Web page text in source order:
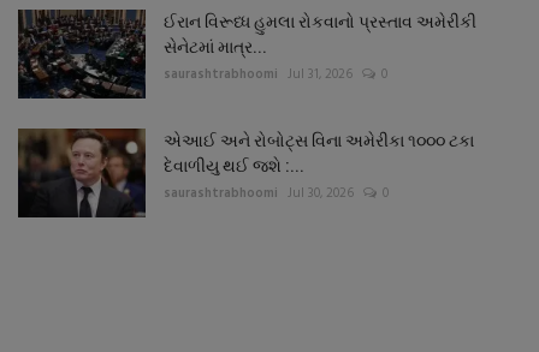
ઈરાન વિરૂધ્ધ હુમલા રોકવાનો પ્રસ્તાવ અમેરીકી
સેનેટમાં માત્ર...
saurashtrabhoomi Jul 31, 2026 0
એઆઈ અને રોબોટ્સ વિના અમેરીકા ૧૦૦૦ ટકા
દેવાળીયુ થઈ જશે :...
saurashtrabhoomi Jul 30, 2026 0